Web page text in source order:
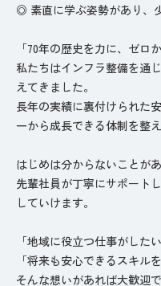
◎ 素直に学ぶ姿勢があり、
「70年の歴史を力に、ゼロ
私たちはインフラ整備を通
えてきました。
長年の実績に裏付けられた
一から成長できる体制を整え
はじめは分からないことが
先輩社員が丁寧にサポート
していけます。
「地域に役立つ仕事がしたい
「将来も安心できるスキル
そんな想いがあれば大歓迎で